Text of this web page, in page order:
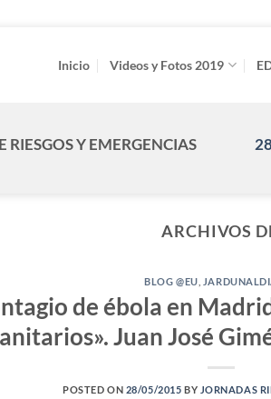
Inicio Videos y Fotos 2019
RIESGOS Y EMERGENCIAS
ARCHIVOS
BLOG @EU
de ébola en
Juan José
POSTED ON 28/05/2015 BY JORNADAS